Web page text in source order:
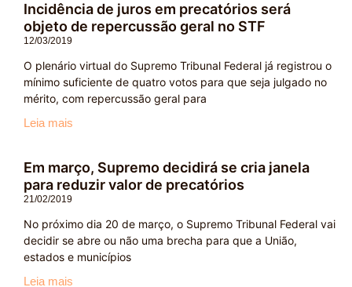
Incidência de juros em precatórios será
objeto de repercussão geral no STF
12/03/2019
O plenário virtual do Supremo Tribunal Federal já registrou o
mínimo suficiente de quatro votos para que seja julgado no
mérito, com repercussão geral para
Leia mais
Em março, Supremo decidirá se cria janela
para reduzir valor de precatórios
21/02/2019
No próximo dia 20 de março, o Supremo Tribunal Federal vai
decidir se abre ou não uma brecha para que a União,
estados e municípios
Leia mais